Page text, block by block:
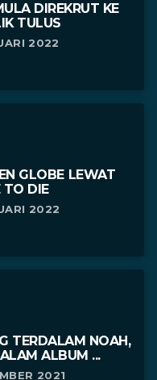
DIREKRUT KE
TULUS
2022
GLOBE LEWAT
TO DIE
2022
TERDALAM NOAH,
ALBUM ...
2021